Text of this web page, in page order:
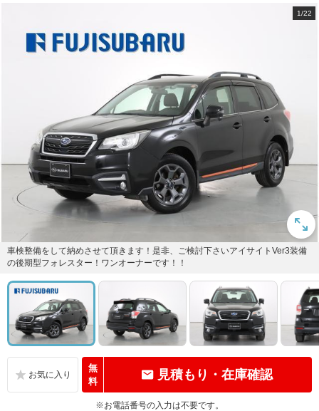
1/22
車検整備をして納めさせて頂きます！是非、ご検討下さいアイサイトVer3装備
の後期型フォレスター！ワンオーナーです！！
無
料
見積もり・在庫確認
※お電話番号の入力は不要です。